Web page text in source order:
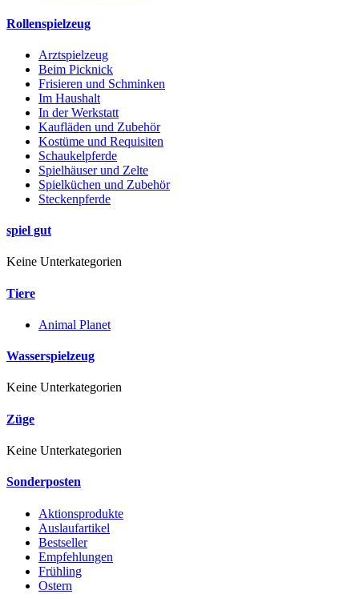
Rollenspielzeug
Arztspielzeug
Beim Picknick
Frisieren und Schminken
Im Haushalt
In der Werkstatt
Kaufläden und Zubehör
Kostüme und Requisiten
Schaukelpferde
Spielhäuser und Zelte
Spielküchen und Zubehör
Steckenpferde
spiel gut
Keine Unterkategorien
Tiere
Animal Planet
Wasserspielzeug
Keine Unterkategorien
Züge
Keine Unterkategorien
Sonderposten
Aktionsprodukte
Auslaufartikel
Bestseller
Empfehlungen
Frühling
Ostern